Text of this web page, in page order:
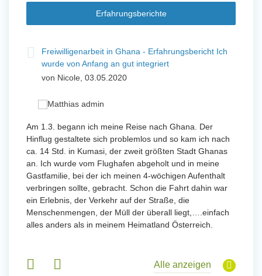
Erfahrungsberichte
Freiwilligenarbeit in Ghana - Erfahrungsbericht Ich
wurde von Anfang an gut integriert
von Nicole, 03.05.2020
Am 1.3. begann ich meine Reise nach Ghana. Der
Hinflug gestaltete sich problemlos und so kam ich nach
ca. 14 Std. in Kumasi, der zweit größten Stadt Ghanas
an. Ich wurde vom Flughafen abgeholt und in meine
Gastfamilie, bei der ich meinen 4-wöchigen Aufenthalt
verbringen sollte, gebracht. Schon die Fahrt dahin war
ein Erlebnis, der Verkehr auf der Straße, die
Menschenmengen, der Müll der überall liegt,….einfach
alles anders als in meinem Heimatland Österreich.
Alle anzeigen